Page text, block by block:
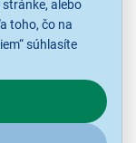
alebo
toho, čo na
súhlasíte
reklám.
cookies a